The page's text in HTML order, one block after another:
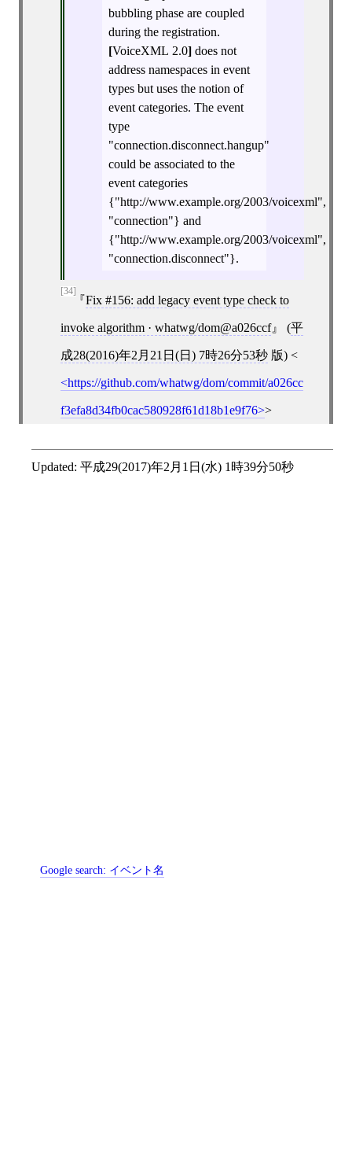
bubbling phase are coupled
during the registration.
[VoiceXML 2.0]does not
address namespaces in event
types but uses the notion of
event categories. The event
type
"connection.disconnect.hangup"
could be associated to the
event categories
{"http://www.example.org/2003/voicexml",
"connection"} and
{"http://www.example.org/2003/voicexml",
"connection.disconnect"}.
[34]
Fix #156: add legacy event type check to
invoke algorithm · whatwg/dom@a026ccf (平
成28(2016)年2月21日(日) 7時26分53秒版) <
https://github.com/whatwg/dom/commit/a026cc
f3efa8d34fb0cac580928f61d18b1e9f76 >
Updated: 平成29(2017)年2月1日(水) 1時39分50秒
Google search: イベント名